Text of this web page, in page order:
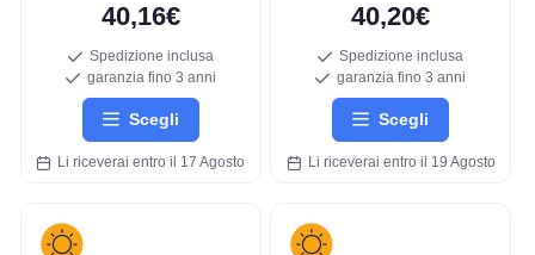
40,16€
Spedizione inclusa
garanzia fino 3 anni
Scegli
Li riceverai entro il 17 Agosto
40,20€
Spedizione inclusa
garanzia fino 3 anni
Scegli
Li riceverai entro il 19 Agosto